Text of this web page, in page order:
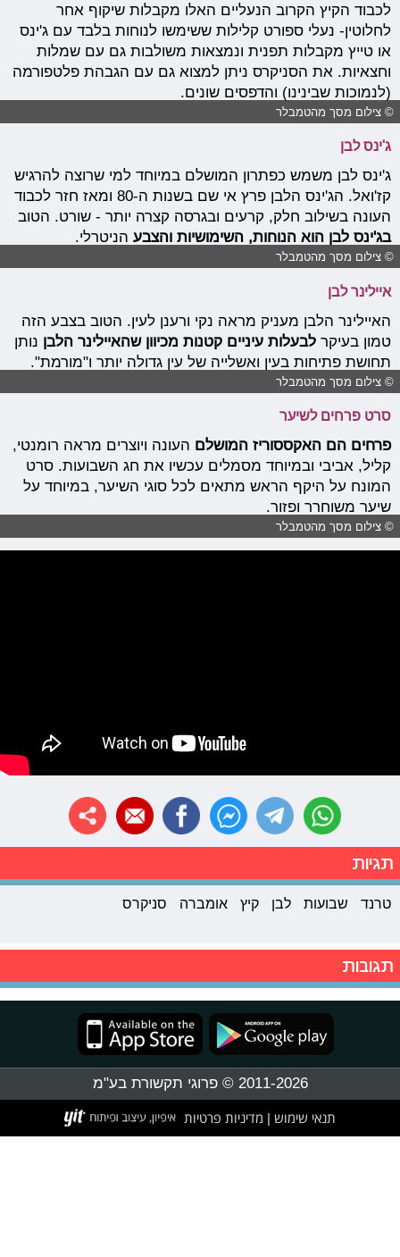
לכבוד הקיץ הקרוב הנעליים האלו מקבלות שיקוף אחר
לחלוטין- נעלי ספורט קלילות ששימשו לנוחות בלבד עם ג'ינס
או טייץ מקבלות תפנית ונמצאות משולבות גם עם שמלות
וחצאיות. את הסניקרס ניתן למצוא גם עם הגבהת פלטפורמה
(לנמוכות שבינינו) והדפסים שונים.
© צילום מסך מהטמבלר
ג'ינס לבן
ג'ינס לבן משמש כפתרון המושלם במיוחד למי שרוצה להרגיש
קז'ואל. הג'ינס הלבן פרץ אי שם בשנות ה-80 ומאז חזר לכבוד
העונה בשילוב חלק, קרעים ובגרסה קצרה יותר - שורט. הטוב
בג'ינס לבן הוא הנוחות, השימושיות והצבע הניטרלי.
© צילום מסך מהטמבלר
איילינר לבן
האיילינר הלבן מעניק מראה נקי ורענן לעין. הטוב בצבע הזה
טמון בעיקרלבעלות עיניים קטנות מכיוון שהאיילינר הלבן נותן
תחושת פתיחות בעין ואשלייה של עין גדולה יותר ו"מורמת".
© צילום מסך מהטמבלר
סרט פרחים לשיער
פרחים הם האקססוריז המושלם העונה ויוצרים מראה רומנטי,
קליל, אביבי ובמיוחד מסמלים עכשיו את חג השבועות. סרט
המונח על היקף הראש מתאים לכל סוגי השיער, במיוחד על
שיער משוחרר ופזור.
© צילום מסך מהטמבלר
תגיות
טרנד שבועות לבן קיץ אומברה סניקרס
תגובות
2011-2026 © פרוגי תקשורת בע"מ
תנאי שימוש מדיניות פרטיות